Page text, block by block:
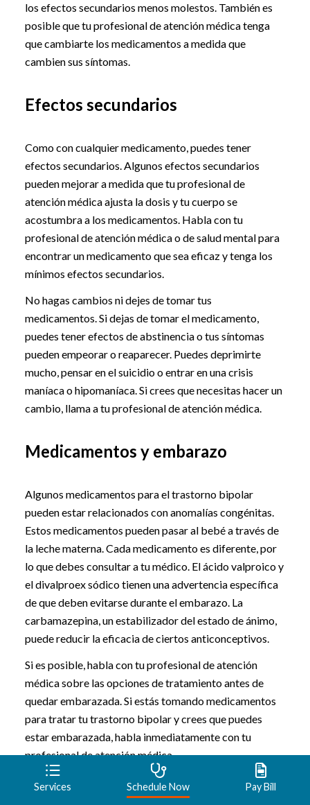
los efectos secundarios menos molestos. También es
posible que tu profesional de atención médica tenga
que cambiarte los medicamentos a medida que
cambien sus síntomas.
Efectos secundarios
Como con cualquier medicamento, puedes tener
efectos secundarios. Algunos efectos secundarios
pueden mejorar a medida que tu profesional de
atención médica ajusta la dosis y tu cuerpo se
acostumbra a los medicamentos. Habla con tu
profesional de atención médica o de salud mental para
encontrar un medicamento que sea eficaz y tenga los
mínimos efectos secundarios.
No hagas cambios ni dejes de tomar tus
medicamentos. Si dejas de tomar el medicamento,
puedes tener efectos de abstinencia o tus síntomas
pueden empeorar o reaparecer. Puedes deprimirte
mucho, pensar en el suicidio o entrar en una crisis
maníaca o hipomaníaca. Si crees que necesitas hacer un
cambio, llama a tu profesional de atención médica.
Medicamentos y embarazo
Algunos medicamentos para el trastorno bipolar
pueden estar relacionados con anomalías congénitas.
Estos medicamentos pueden pasar al bebé a través de
la leche materna. Cada medicamento es diferente, por
lo que debes consultar a tu médico. El ácido valproico y
el divalproex sódico tienen una advertencia específica
de que deben evitarse durante el embarazo. La
carbamazepina, un estabilizador del estado de ánimo,
puede reducir la eficacia de ciertos anticonceptivos.
Si es posible, habla con tu profesional de atención
médica sobre las opciones de tratamiento antes de
quedar embarazada. Si estás tomando medicamentos
para tratar tu trastorno bipolar y crees que puedes
estar embarazada, habla inmediatamente con tu
profesional de atención médica.
Terapia de conversación
Services Schedule Now Pay Bill